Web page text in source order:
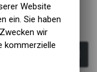
Website
ein. Sie haben
wir
kommerzielle